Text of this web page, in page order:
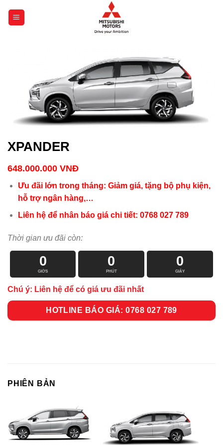
XPANDER
648.000.000 VNĐ
Ưu đãi lớn trong tháng: Giảm giá, tặng bộ phụ kiện,
hỗ trợ ngân hàng,…
Liên hệ để nhân báo giá chi tiết: 0768 027 789
Thời gian ưu đãi còn:
0
GIỜS
0
PHÚT
0
GIÂY
Chú ý: Liên hệ để có giá ưu đãi nhất
HOTLINE BÁO GIÁ: 0768 027 789
PHIÊN BẢN